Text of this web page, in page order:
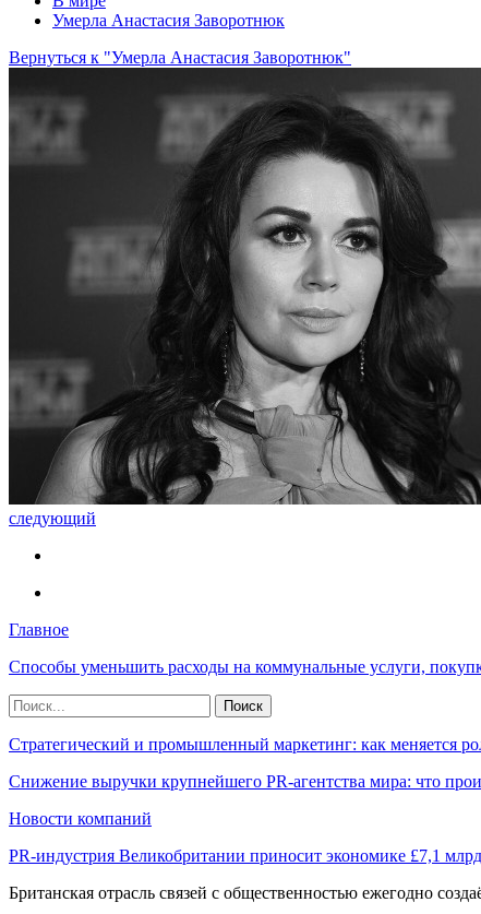
Умерла Анастасия Заворотнюк
Вернуться к "Умерла Анастасия Заворотнюк"
следующий
Главное
Способы уменьшить расходы на коммунальные услуги,
Стратегический и промышленный маркетинг: как меняется
Снижение выручки крупнейшего PR-агентства мира: что
Новости компаний
PR-индустрия Великобритании приносит экономике £7,1
Британская отрасль связей с общественностью ежегодно